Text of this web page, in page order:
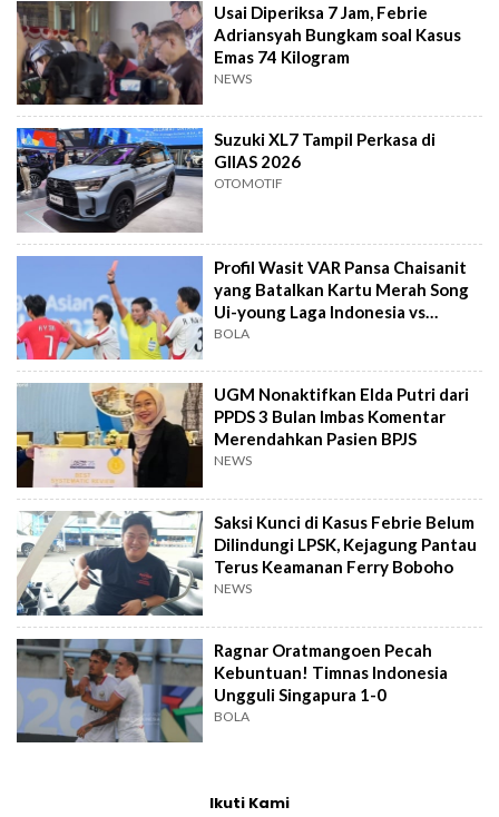
Usai Diperiksa 7 Jam, Febrie
Adriansyah Bungkam soal Kasus
Emas 74 Kilogram
NEWS
Suzuki XL7 Tampil Perkasa di
GIIAS 2026
OTOMOTIF
Profil Wasit VAR Pansa Chaisanit
yang Batalkan Kartu Merah Song
Ui-young Laga Indonesia vs
Singapura
BOLA
UGM Nonaktifkan Elda Putri dari
PPDS 3 Bulan Imbas Komentar
Merendahkan Pasien BPJS
NEWS
Saksi Kunci di Kasus Febrie Belum
Dilindungi LPSK, Kejagung Pantau
Terus Keamanan Ferry Boboho
NEWS
Ragnar Oratmangoen Pecah
Kebuntuan! Timnas Indonesia
Ungguli Singapura 1-0
BOLA
Ikuti Kami